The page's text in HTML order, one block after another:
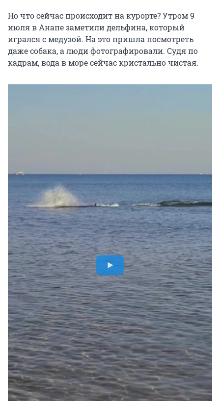
Но что сейчас происходит на курорте? Утром 9
июля в Анапе заметили дельфина, который
игрался с медузой. На это пришла посмотреть
даже собака, а люди фотографировали. Судя по
кадрам, вода в море сейчас кристально чистая.